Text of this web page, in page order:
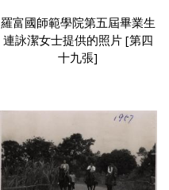
羅富國師範學院第五屆畢業生
連詠潔女士提供的照片 [第四
十九張]